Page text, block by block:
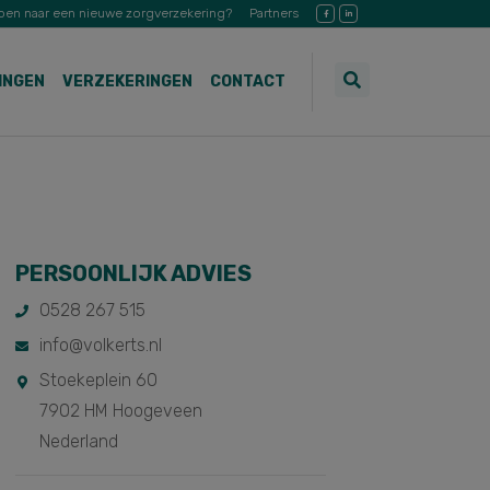
naar een nieuwe zorgverzekering? Partners
VERZEKERINGEN CONTACT
PERSOONLIJK ADVIES
0528 267 515
info@volkerts.nl
Stoekeplein 60
7902 HM Hoogeveen
Nederland